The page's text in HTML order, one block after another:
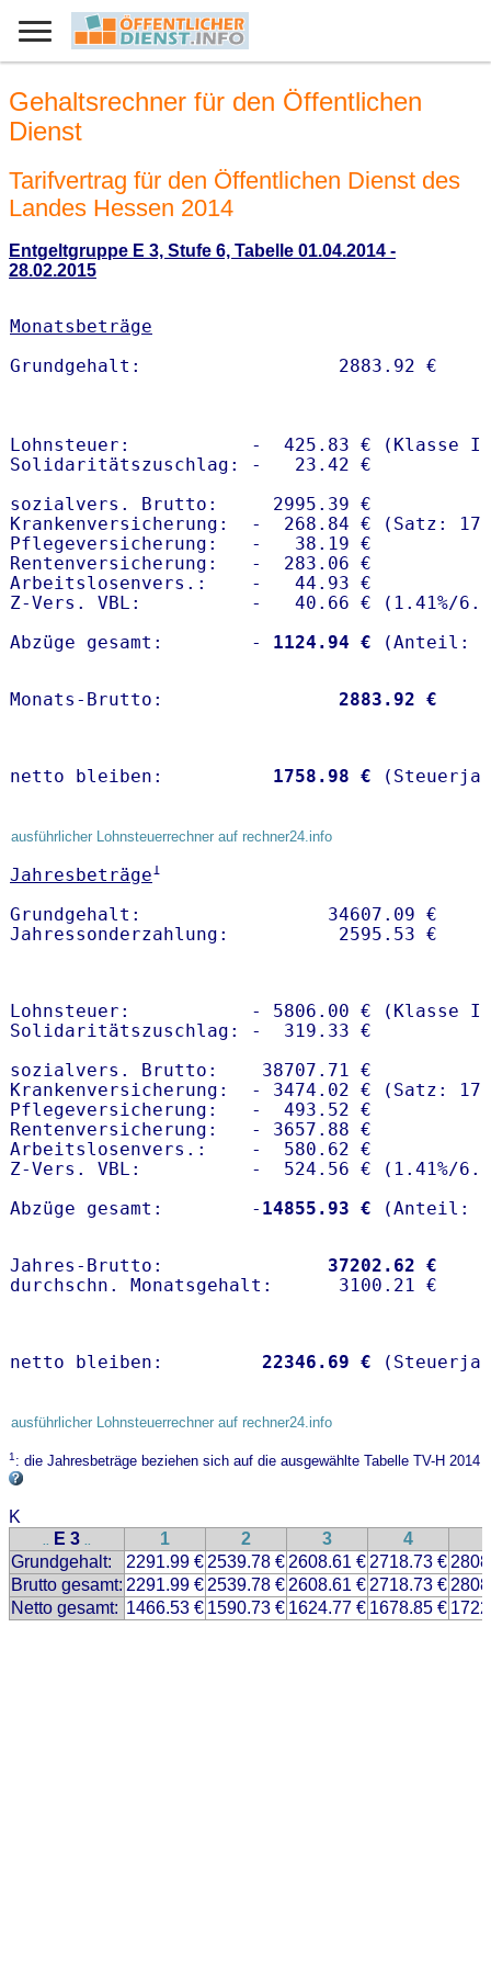
Gehaltsrechner für den Öffentlichen
Dienst
Tarifvertrag für den Öffentlichen Dienst des
Landes Hessen 2014
Entgeltgruppe E 3, Stufe 6, Tabelle 01.04.2014 -
28.02.2015
Monatsbeträge
Lohnsteuer:           -  425.83 € (Klasse I)
Solidaritätszuschlag: -   23.42 €
sozialvers. Brutto:     2995.39 €
Krankenversicherung:  -  268.84 € (Satz:
Pflegeversicherung:   -   38.19 €
Rentenversicherung:   -  283.06 €
Arbeitslosenvers.:    -   44.93 €
Z-Vers. VBL:          -   40.66 € ( 1.41%/
Abzüge gesamt:        -
1124.94 €
Monats-Brutto: 2883.92 €
netto bleiben: 1758.98 €
ausführlicher Lohnsteuerrechner auf rechner24.info
Jahresbeträge1
Grundgehalt:                 34607.09 €
Lohnsteuer:           - 5806.00 € (Klasse I)
Solidaritätszuschlag: -  319.33 €
sozialvers. Brutto:    38707.71 €
Krankenversicherung:  - 3474.02 € (Satz:
Pflegeversicherung:   -  493.52 €
Rentenversicherung:   - 3657.88 €
Arbeitslosenvers.:    -  580.62 €
Z-Vers. VBL:          -  524.56 € ( 1.41%/
Abzüge gesamt:        - 14855.93 €
Jahres-Brutto: 37202.62 €
netto bleiben: 22346.69 €
ausführlicher Lohnsteuerrechner auf rechner24.info
1: die Jahresbeträge beziehen sich auf die ausgewählte Tabelle TV-H 2014
K
.. E 3 .. 1 2 3 4
Grundgehalt:
2291.99 € 2539.78 € 2608.61 € 2718.73 €
Brutto gesamt: 2291.99 € 2539.78 € 2608.61 € 2718.73 €
Netto gesamt: 1466.53 € 1590.73 € 1624.77 € 1678.85 €